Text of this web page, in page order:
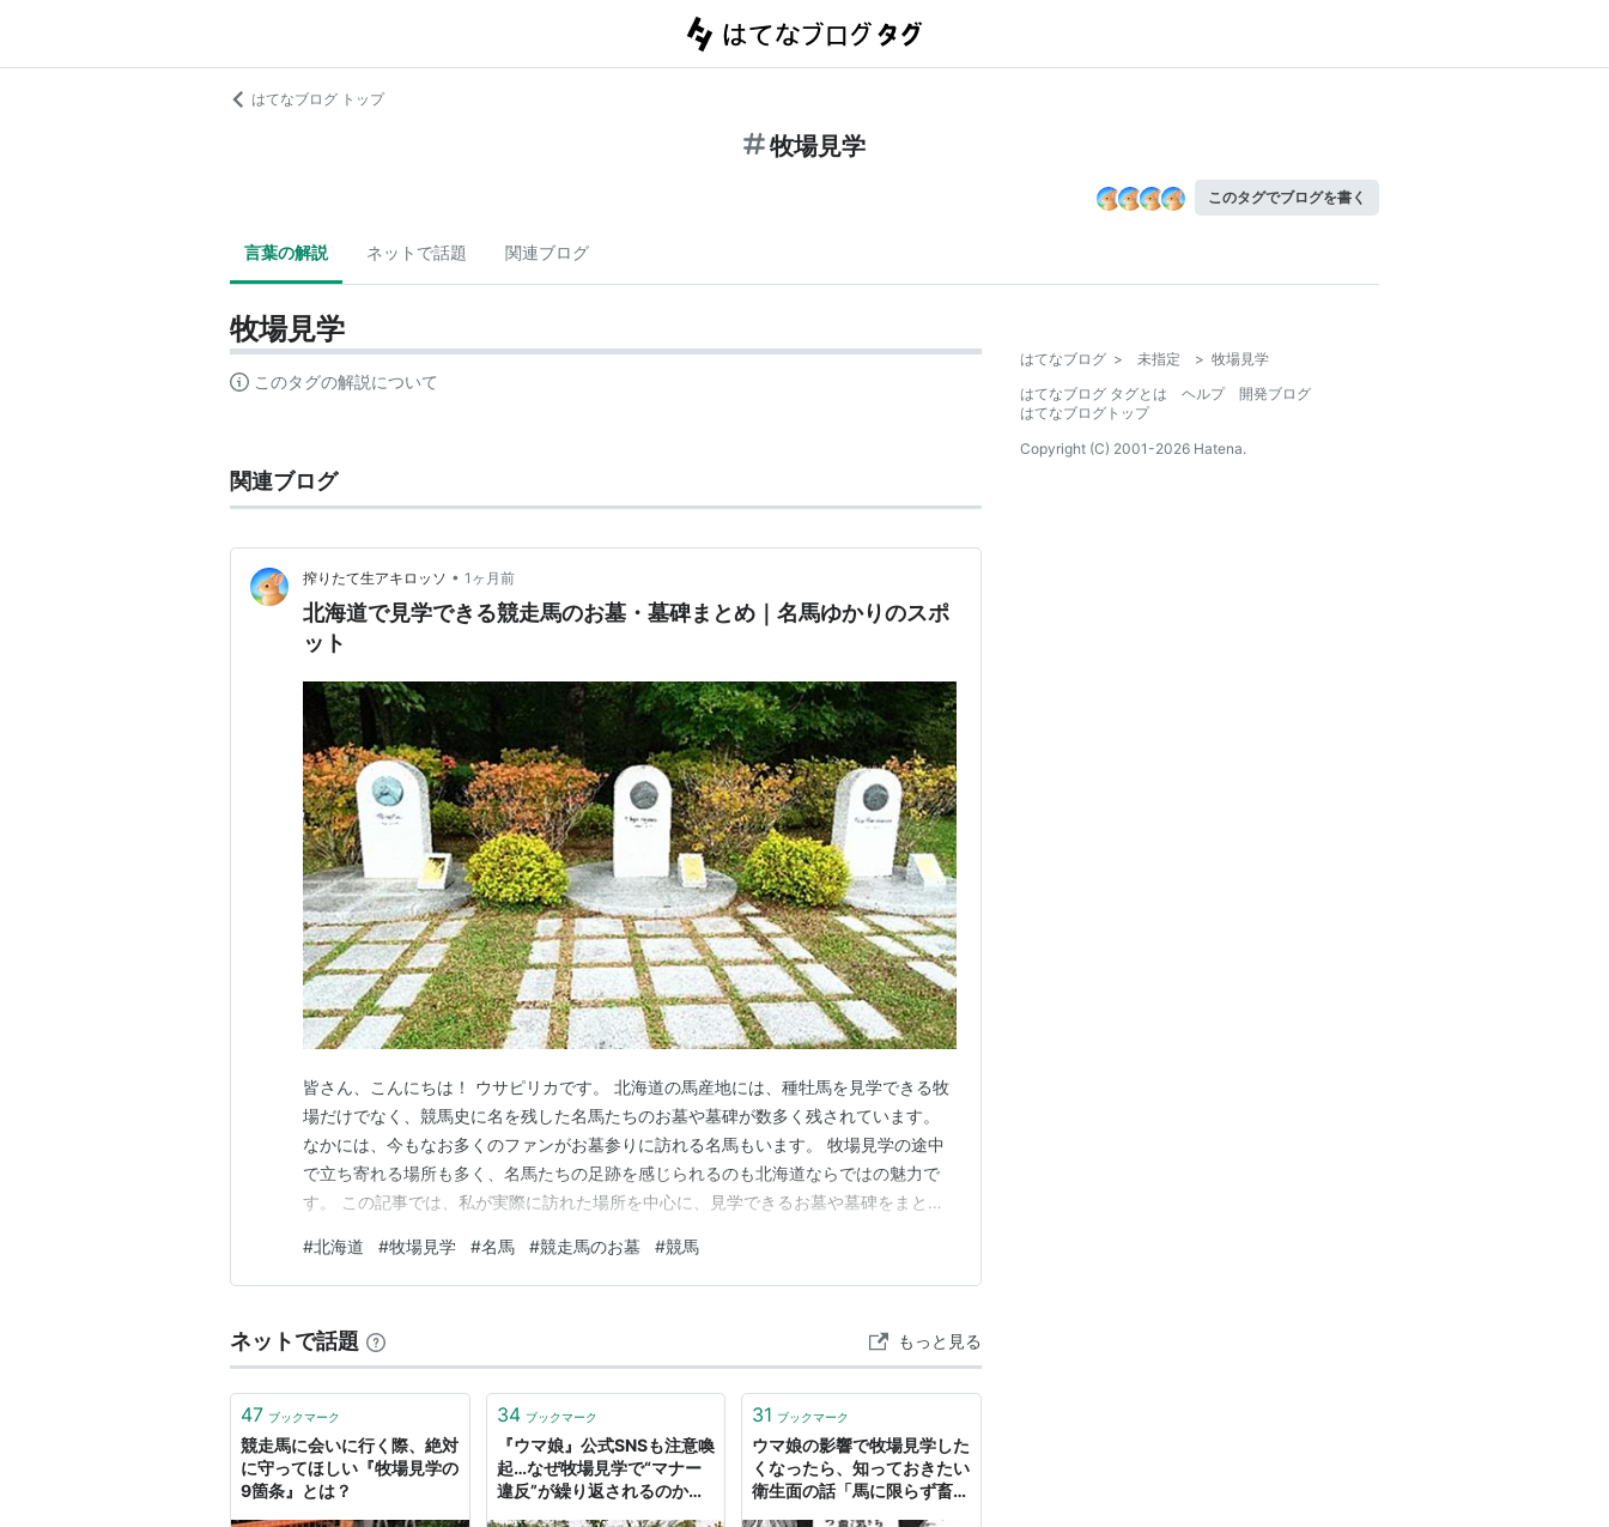
はてなブログ トップ
牧場見学
このタグでブログを書く
言葉の解説 ネットで話題 関連ブログ
牧場見学
このタグの解説について
関連ブログ
搾りたて生アキロッソ • 1ヶ月前
北海道で見学できる競走馬のお墓・墓碑まとめ｜名馬ゆかりのスポ
ット
皆さん、こんにちは！ ウサピリカです。 北海道の馬産地には、種牡馬を見学できる牧
場だけでなく、競馬史に名を残した名馬たちのお墓や墓碑が数多く残されています。
なかには、今もなお多くのファンがお墓参りに訪れる名馬もいます。 牧場見学の途中
で立ち寄れる場所も多く、名馬たちの足跡を感じられるのも北海道ならではの魅力で
す。 この記事では、私が実際に訪れた場所を中心に、見学できるお墓や墓碑をまとめ
ステーション ノーザンホースパーク 優駿メモリアルパーク 桜舞馬公園(オウマイホー
スパーク) ブリーダーズ・スタリオンステーション…
#北海道 #牧場見学 #名馬 #競走馬のお墓 #競馬
ネットで話題 もっと見る
47 ブックマーク
競走馬に会いに行く際、絶対
に守ってほしい『牧場見学の
9箇条』とは？
34 ブックマーク
『ウマ娘』公式SNSも注意喚
起…なぜ牧場見学で“マナー
違反”が繰り返されるのか？
31 ブックマーク
ウマ娘の影響で牧場見学した
くなったら、知っておきたい
衛生面の話「馬に限らず畜産
はてなブログ > 未指定 > 牧場見学
はてなブログ タグとは
ヘルプ
開発ブログ
はてなブログトップ
Copyright (C) 2001-2026 Hatena.